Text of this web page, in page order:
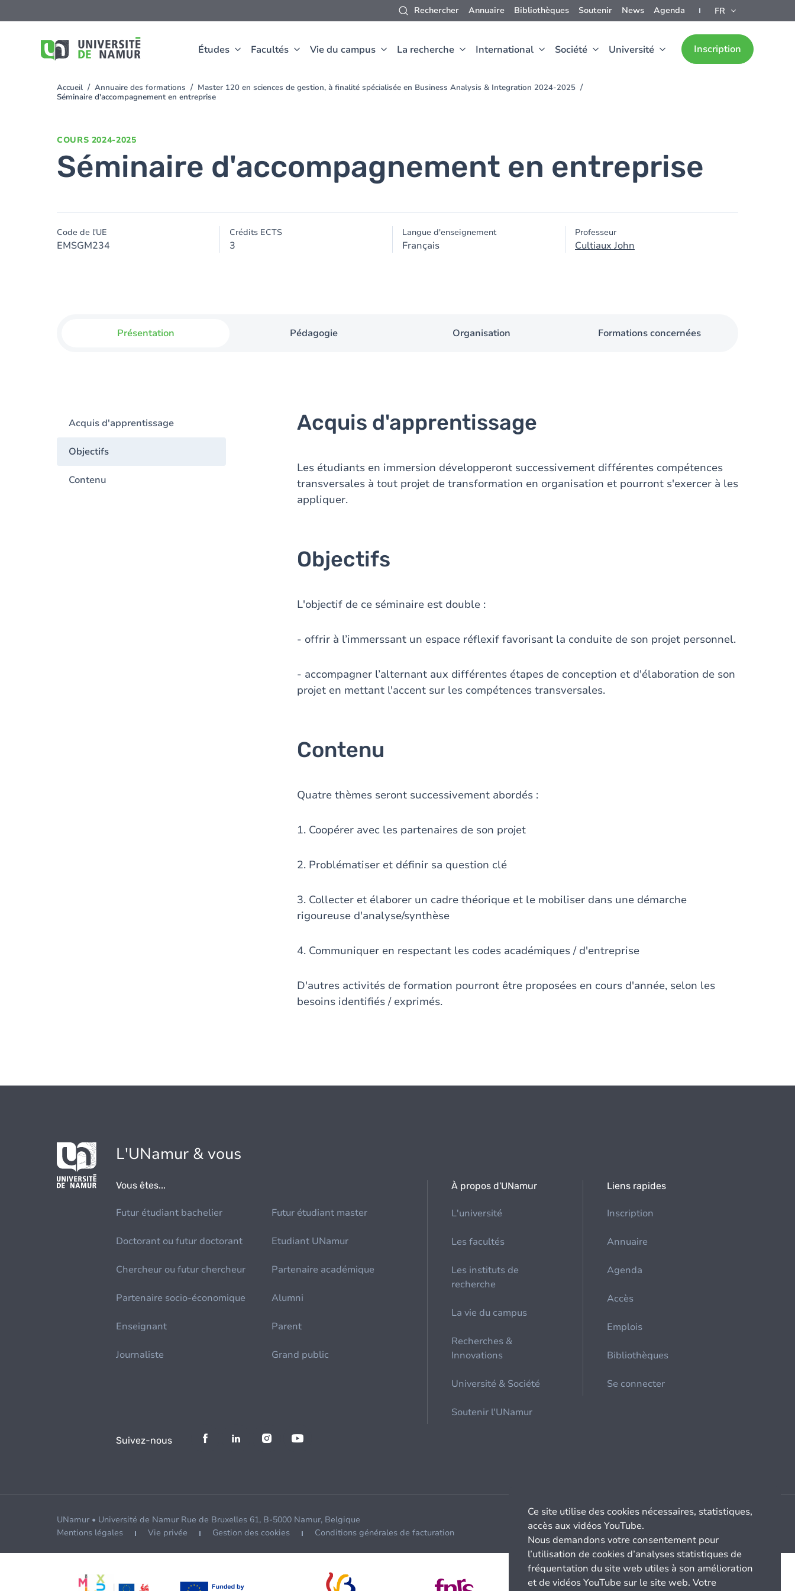
Rechercher Annuaire Bibliothèques Soutenir News Agenda FR
Études Facultés Vie du campus La recherche International Société Université Inscription
au
You
Accueil Annuaire des formations
Master 120 en sciences de gestion, à finalité spécialisée en Business Analysis & Integration 2024-2025
Séminaire d'accompagnement en entreprise
COURS 2024-2025
Séminaire d'accompagnement en entreprise
Code de l'UE
EMSGM234
Crédits ECTS
3
Langue d'enseignement
Français
Professeur
Cultiaux John
Présentation Pédagogie Organisation Formations concernées
Acquis d'apprentissage
Objectifs
Contenu
Acquis d'apprentissage
Les étudiants en immersion développeront successivement différentes compétences
transversales à tout projet de transformation en organisation et pourront s'exercer à les
appliquer.
Objectifs
L'objectif de ce séminaire est double :
- offrir à l’immerssant un espace réflexif favorisant la conduite de son projet personnel.
- accompagner l’alternant aux différentes étapes de conception et d'élaboration de son
projet en mettant l'accent sur les compétences transversales.
Contenu
Quatre thèmes seront successivement abordés :
1. Coopérer avec les partenaires de son projet
2. Problématiser et définir sa question clé
3. Collecter et élaborer un cadre théorique et le mobiliser dans une démarche
rigoureuse d'analyse/synthèse
4. Communiquer en respectant les codes académiques / d'entreprise
D'autres activités de formation pourront être proposées en cours d'année, selon les
besoins identifiés / exprimés.
L'UNamur & vous
Vous êtes...
Futur étudiant bachelier Futur étudiant master
Doctorant ou futur doctorant Etudiant UNamur
Chercheur ou futur chercheur Partenaire académique
Partenaire socio-économique Alumni
Enseignant Parent
Journaliste Grand public
À propos d'UNamur
L'université
Les facultés
Les instituts de
recherche
La vie du campus
Recherches &
Innovations
Université & Société
Soutenir l'UNamur
Liens rapides
Inscription
Annuaire
Agenda
Accès
Emplois
Bibliothèques
Se connecter
Suivez-nous
UNamur • Université de Namur Rue de Bruxelles 61, B-5000 Namur, Belgique
Mentions légales
Vie privée Gestion des cookies Conditions générales de facturation
Ce site utilise des cookies nécessaires, statistiques,
accès aux vidéos YouTube.
Nous demandons votre consentement pour
l’utilisation de cookies d’analyses statistiques de
fréquentation du site web utiles à son amélioration
et de vidéos YouTube sur le site web. Votre